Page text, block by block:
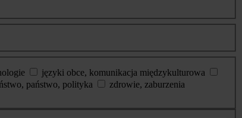
języki obce, komunikacja międzykulturowa
państwo, polityka
zdrowie, zaburzenia